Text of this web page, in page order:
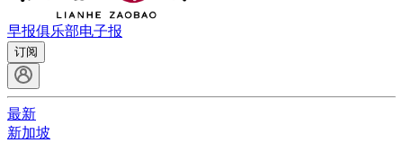
早报俱乐部电子报
订阅
最新
新加坡